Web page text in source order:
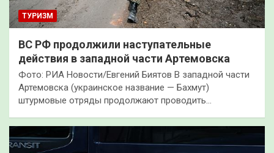
ТУРИЗМ
ВС РФ продолжили наступательные
действия в западной части Артемовска
Фото: РИА Новости/Евгений Биятов В западной части
Артемовска (украинское название — Бахмут)
штурмовые отряды продолжают проводить…